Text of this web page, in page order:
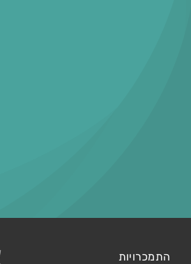
התמכרויות